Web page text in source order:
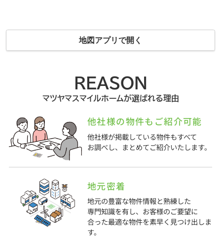
地図アプリで開く
REASON
マツヤマスマイルホームが選ばれる理由
他社様の物件もご紹介可能
他社様が掲載している物件もすべて
お調べし、まとめてご紹介いたします。
地元密着
地元の豊富な物件情報と熟練した
専門知識を有し、お客様のご要望に
合った最適な物件を素早く見つけ出しま
す。